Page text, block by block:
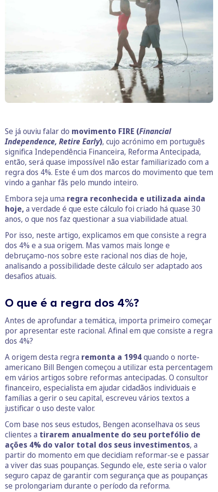
Se já ouviu falar do movimento FIRE (Financial
Independence, Retire Early), cujo acrónimo em português
significa Independência Financeira, Reforma Antecipada,
então, será quase impossível não estar familiarizado com a
regra dos 4%. Este é um dos marcos do movimento que tem
vindo a ganhar fãs pelo mundo inteiro.
Embora seja uma regra reconhecida e utilizada ainda
hoje,a verdade é que este cálculo foi criado há quase 30
anos, o que nos faz questionar a sua viabilidade atual.
Por isso, neste artigo, explicamos em que consiste a regra
dos 4% e a sua origem. Mas vamos mais longe e
debruçamo-nos sobre este racional nos dias de hoje,
analisando a possibilidade deste cálculo ser adaptado aos
desafios atuais.
O que é a regra dos 4%?
Antes de aprofundar a temática, importa primeiro começar
por apresentar este racional. Afinal em que consiste a regra
dos 4%?
A origem desta regra remonta a 1994quando o norte-
americano Bill Bengen começou a utilizar esta percentagem
em vários artigos sobre reformas antecipadas. O consultor
financeiro, especialista em ajudar cidadãos individuais e
famílias a gerir o seu capital, escreveu vários textos a
justificar o uso deste valor.
Com base nos seus estudos, Bengen aconselhava os seus
clientes a tirarem anualmente do seu portefólio de
ações 4% do valor total dos seus investimentos, a
partir do momento em que decidiam reformar-se e passar
a viver das suas poupanças. Segundo ele, este seria o valor
seguro capaz de garantir com segurança que as poupanças
se prolongariam durante o período da reforma.